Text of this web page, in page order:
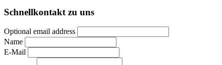
Schnellkontakt zu uns
Optional email address
Name
E-Mail